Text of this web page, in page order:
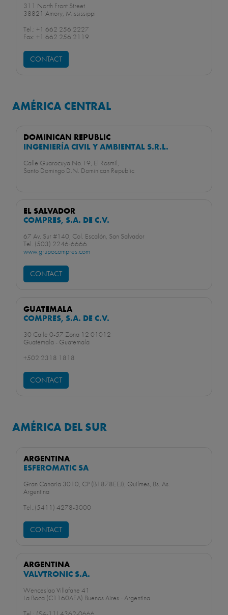
311 North Front Street
38821 Amory, Mississippi
Tel.: +1 662 256 2227
Fax: +1 662 256 2119
CONTACT
AMÉRICA CENTRAL
DOMINICAN REPUBLIC
INGENIERÍA CIVIL Y AMBIENTAL S.R.L.
Calle Guarocuya No.19, El Rosmil,
Santo Domingo D.N. Dominican Republic
EL SALVADOR
COMPRES, S.A. DE C.V.
67 Av. Sur #140, Col. Escalón, San Salvador
Tel. (503) 2246-6666
www.grupocompres.com
CONTACT
GUATEMALA
COMPRES, S.A. DE C.V.
30 Calle 0-57 Zona 12 01012
Guatemala - Guatemala
+502 2318 1818
CONTACT
AMÉRICA DEL SUR
ARGENTINA
ESFEROMATIC SA
Gran Canaria 3010, CP (B1878EEJ), Quilmes, Bs. As.
Argentina
Tel.:(5411) 4278-3000
CONTACT
ARGENTINA
VALVTRONIC S.A.
Wenceslao Villafane 41
La Boca (C1160AEA) Buenos Aires - Argentina